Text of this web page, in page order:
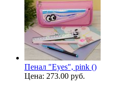
Пенал "Eyes", pink ()
Цена: 273.00 руб.